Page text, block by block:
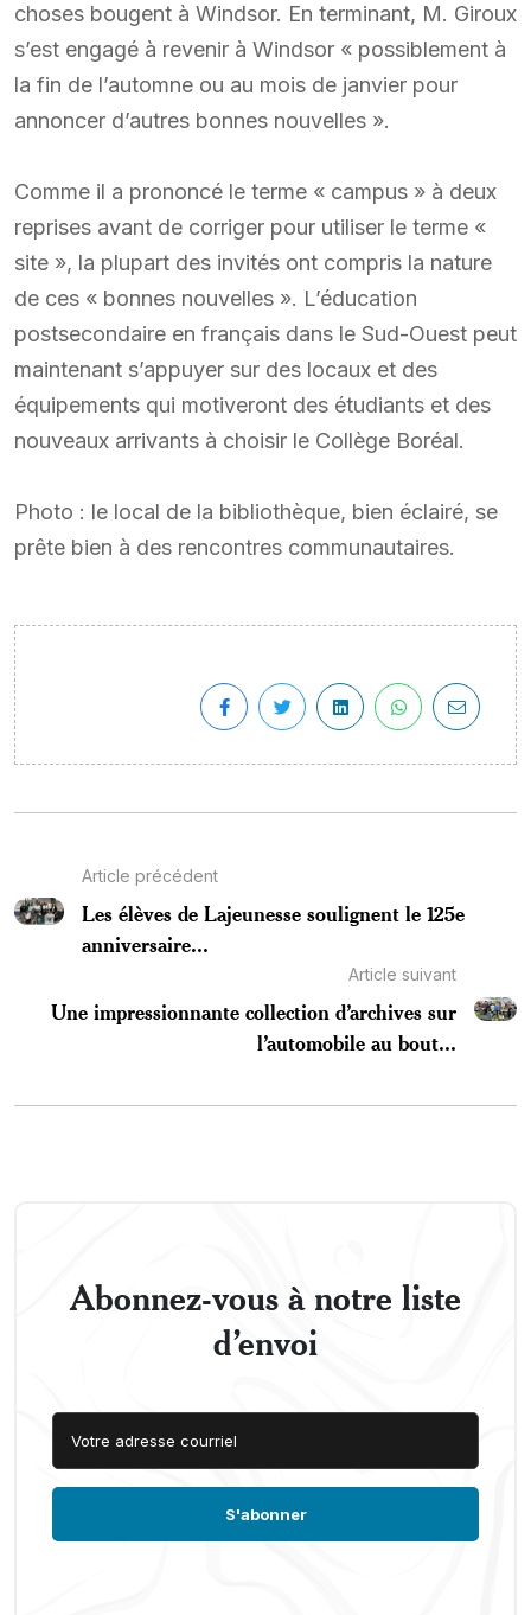
choses bougent à Windsor. En terminant, M. Giroux
s’est engagé à revenir à Windsor « possiblement à
la fin de l’automne ou au mois de janvier pour
annoncer d’autres bonnes nouvelles ».
Comme il a prononcé le terme « campus » à deux
reprises avant de corriger pour utiliser le terme «
site », la plupart des invités ont compris la nature
de ces « bonnes nouvelles ». L’éducation
postsecondaire en français dans le Sud-Ouest peut
maintenant s’appuyer sur des locaux et des
équipements qui motiveront des étudiants et des
nouveaux arrivants à choisir le Collège Boréal.
Photo : le local de la bibliothèque, bien éclairé, se
prête bien à des rencontres communautaires.
Article précédent
Les élèves de Lajeunesse soulignent le 125e
anniversaire...
Article suivant
Une impressionnante collection d’archives sur
l’automobile au bout...
Abonnez-vous à notre liste
d’envoi